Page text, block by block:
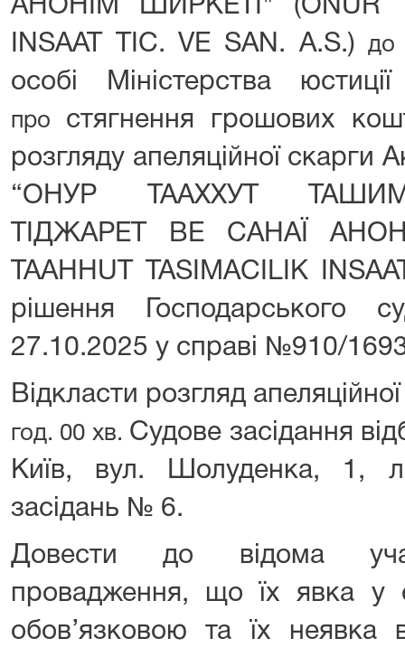
АНОНІМ ШИРКЕТІ" (ONUR
INSAAT TIC. VE SAN. A.S.)
особі Міністерства
про стягнення грошових
розгляду апеляційної скарги
“ОНУР ТААХХУТ
ТІДЖАРЕТ ВЕ САНАЇ
TAAHHUT TASIMACILIK
рішення Господарського
27.10.2025 у справі №910/
Відкласти розгляд
год. 00 хв. Судове засідання
Київ, вул. Шолуденка, 1,
засідань № 6.
Довести до відома
провадження, що їх явка у
обов’язковою та їх неявка